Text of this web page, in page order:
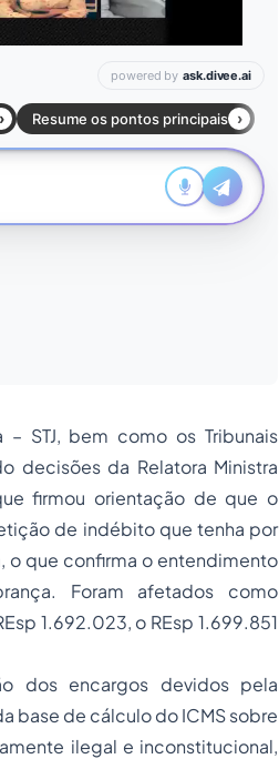
STJ, bem como os Tribunais
decisões da Relatora Ministra
firmou orientação de que o
de indébito que tenha por
o que confirma o entendimento
Foram afetados como
1.692.023, o REsp 1.699.851
dos encargos devidos pela
base de cálculo do ICMS sobre
ilegal e inconstitucional,